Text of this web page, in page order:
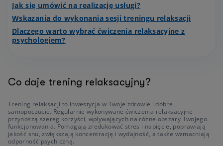
Jak się umówić na realizację usługi?
Wskazania do wykonania sesji treningu relaksacji
Dlaczego warto wybrać ćwiczenia relaksacyjne z
psychologiem?
Co daje trening relaksacyjny?
Trening relaksacji to inwestycja w Twoje zdrowie i dobre
samopoczucie. Regularnie wykonywane ćwiczenia relaksacyjne
przynoszą szereg korzyści, wpływających na różne obszary Twojego
funkcjonowania. Pomagają zredukować stres i napięcie, poprawiają
jakość snu, zwiększają koncentrację i wydajność, a także wzmacniają
odporność psychiczną.